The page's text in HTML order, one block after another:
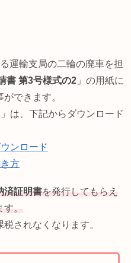
運輸支局の二輪の廃車を担
書 第3号様式の2 」の用紙に
できます。
は、下記からダウンロード
ンロード
方
済証明書を発行してもらえ
す。
されなくなります。